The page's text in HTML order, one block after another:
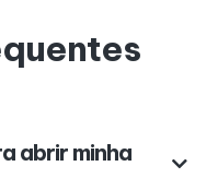
abrir minha